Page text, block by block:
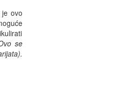
ovo
se